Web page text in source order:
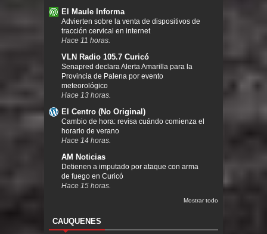
El Maule Informa
Advierten sobre la venta de dispositivos de
tracción cervical en internet
Hace 11 horas.
VLN Radio 105.7 Curicó
Senapred declara Alerta Amarilla para la
Provincia de Palena por evento
meteorológico
Hace 13 horas.
El Centro (No Original)
Cambio de hora: revisa cuándo comienza el
horario de verano
Hace 14 horas.
AM Noticias
Detienen a imputado por ataque con arma
de fuego en Curicó
Hace 15 horas.
Mostrar todo
CAUQUENES